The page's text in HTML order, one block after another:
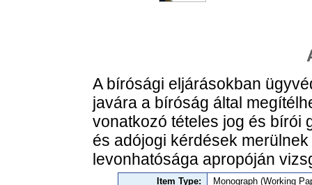
A bírósági eljárásokban
javára a bíróság által
vonatkozó tételes jog és bírói
és adójogi kérdések
levonhatósága apropóján
Item Type:
Monograph (Working